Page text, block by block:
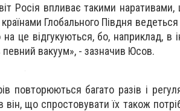
Росія впливає такими
Глобального Півдня
це відгукуються, бо, наприклад, в
певний вакуум», - зазначив Юсов.
повторюються багато разів і
що спростовувати їх також